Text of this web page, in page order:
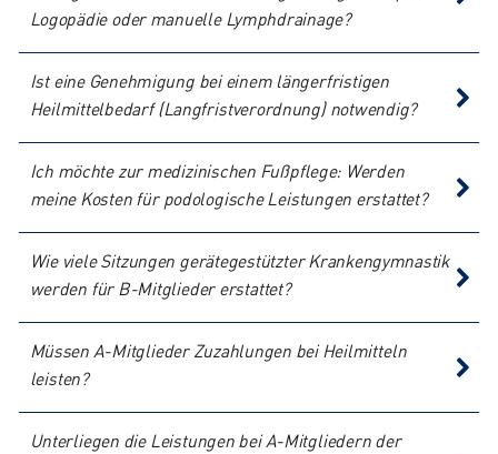
Logopädie oder manuelle Lymphdrainage?
Ist eine Genehmigung bei einem längerfristigen
Heilmittelbedarf (Langfristverordnung) notwendig?
Ich möchte zur medizinischen Fußpflege: Werden
meine Kosten für podologische Leistungen erstattet?
Wie viele Sitzungen gerätegestützter Krankengymnastik
werden für B-Mitglieder erstattet?
Müssen A-Mitglieder Zuzahlungen bei Heilmitteln
leisten?
Unterliegen die Leistungen bei A-Mitgliedern der